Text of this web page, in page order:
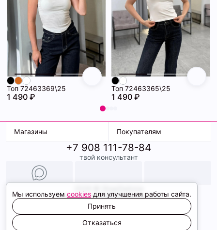
Топ 72463369\25
1 490 ₽
Топ 72463365\25
1 490 ₽
Магазины
ТК Терминал
ТРК Континент
Покупателям
Доставка
Условия оплаты
Образы
+7 908 111-78-84
твой консультант
Политика конфиденциальности
Соглашение cookie
Сайт создали
Мы используем cookies для улучшения работы сайта.
Принять
Отказаться